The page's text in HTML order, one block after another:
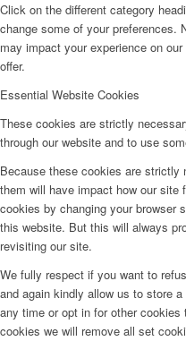
Click on the different category
change some of your preferences.
may impact your experience on
offer.
Essential Website Cookies
These cookies are strictly
through our website and to use
Because these cookies are
them will have impact how our
cookies by changing your browser
this website. But this will always
revisiting our site.
We fully respect if you want to
and again kindly allow us to store
any time or opt in for other
cookies we will remove all set